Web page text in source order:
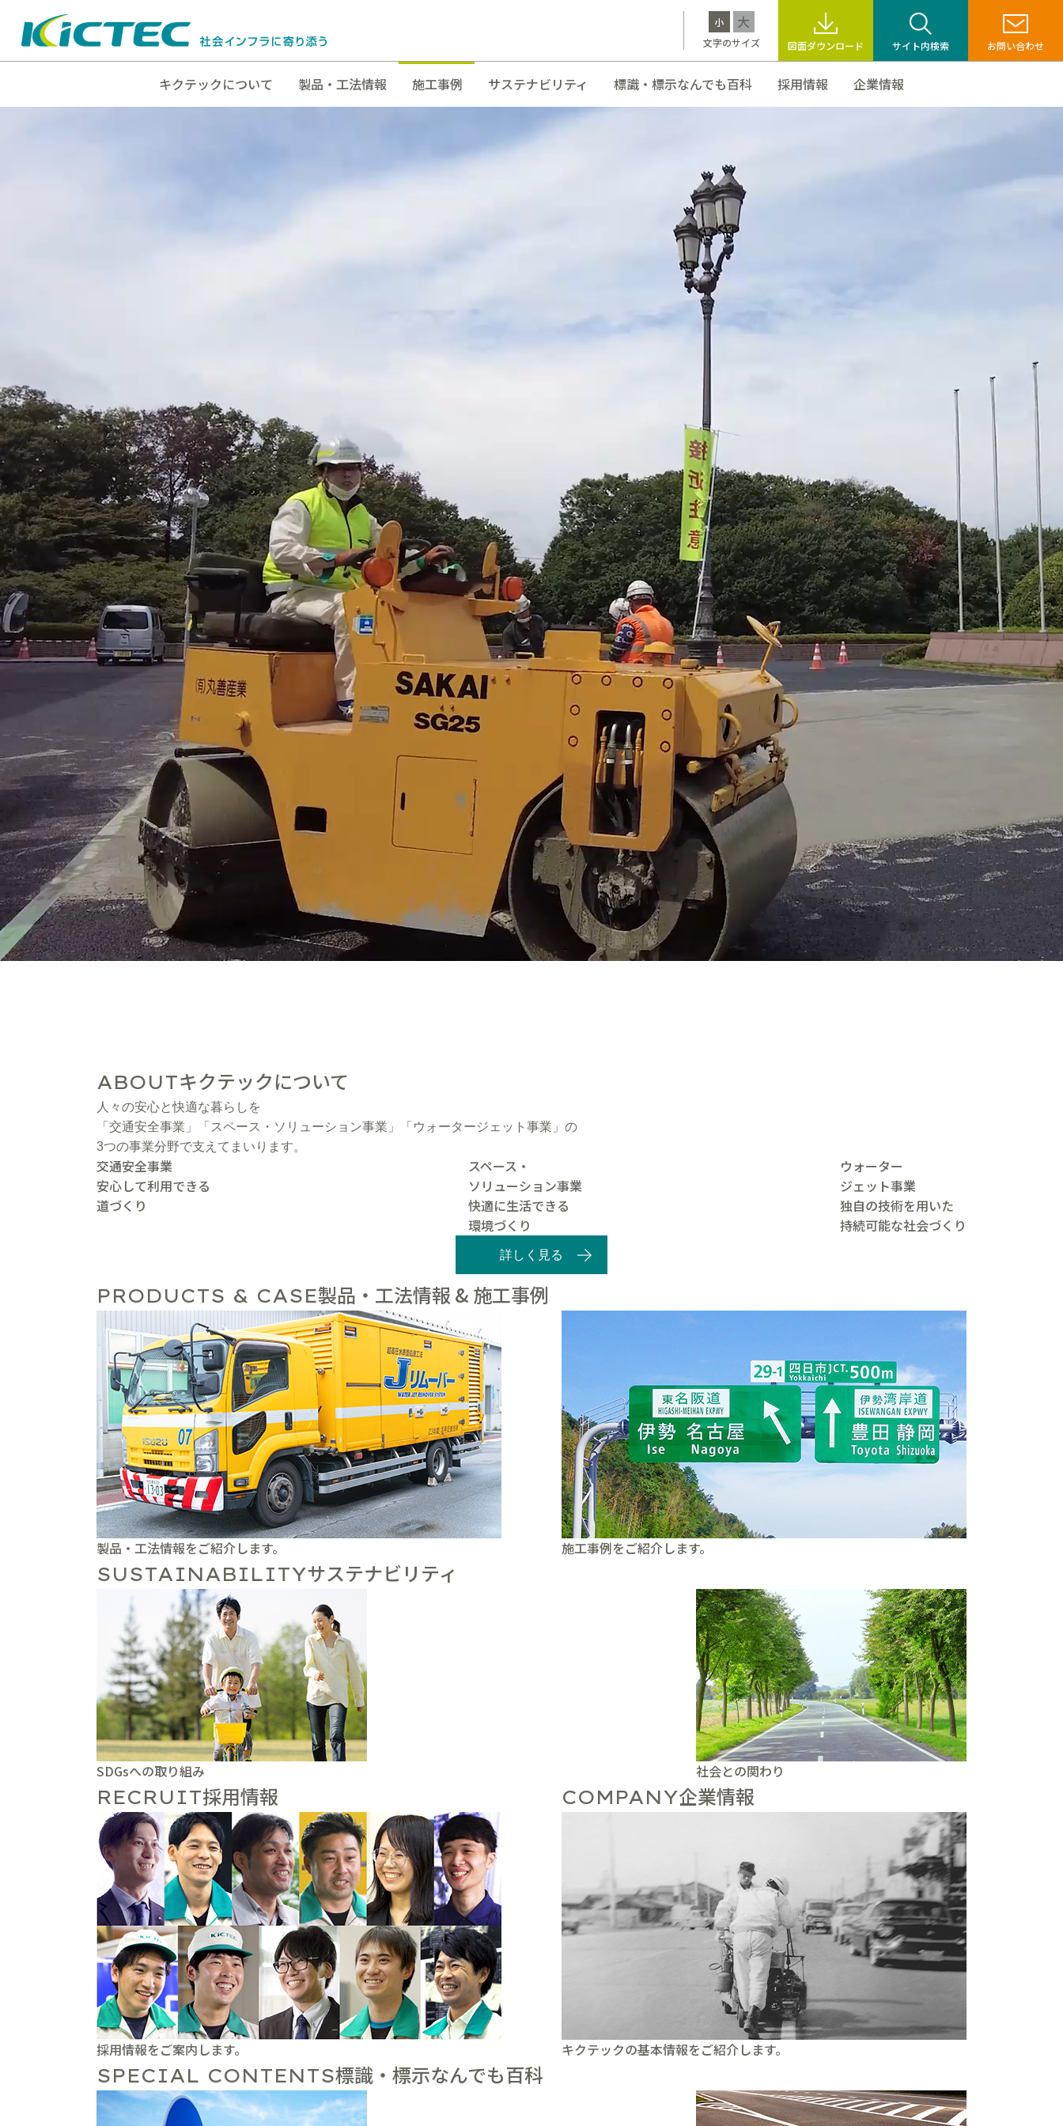
小 大
文字のサイズ 図面ダウンロード サイト内検索 お問い合わせ
キクテックについて 製品・工法情報 施工事例 サステナビリティ 標識・標示なんでも百科 採用情報 企業情報
ABOUTキクテックについて
人々の安心と快適な暮らしを
「交通安全事業」「スペース・ソリューション事業」「ウォータージェット事業」の
3つの事業分野で支えてまいります。
交通安全事業
安心して利用できる
道づくり
スペース・
ソリューション事業
快適に生活できる
環境づくり
ウォーター
ジェット事業
独自の技術を用いた
持続可能な社会づくり
詳しく見る
PRODUCTS & CASE製品・工法情報 & 施工事例
製品・工法情報をご紹介します。 施工事例をご紹介します。
SUSTAINABILITYサステナビリティ
SDGsへの取り組み 社会との関わり
RECRUIT採用情報
採用情報をご案内します。
COMPANY企業情報
キクテックの基本情報をご紹介します。
SPECIAL CONTENTS標識・標示なんでも百科